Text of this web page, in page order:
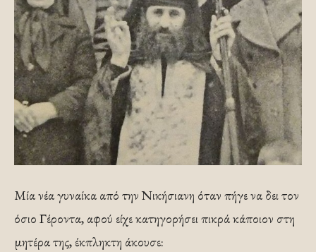
Μία νέα γυναίκα από την Νικήσιανη όταν πήγε να δει τον
όσιο Γέροντα, αφού είχε κατηγορήσει πικρά κάποιον στη
μητέρα της, έκπληκτη άκουσε: